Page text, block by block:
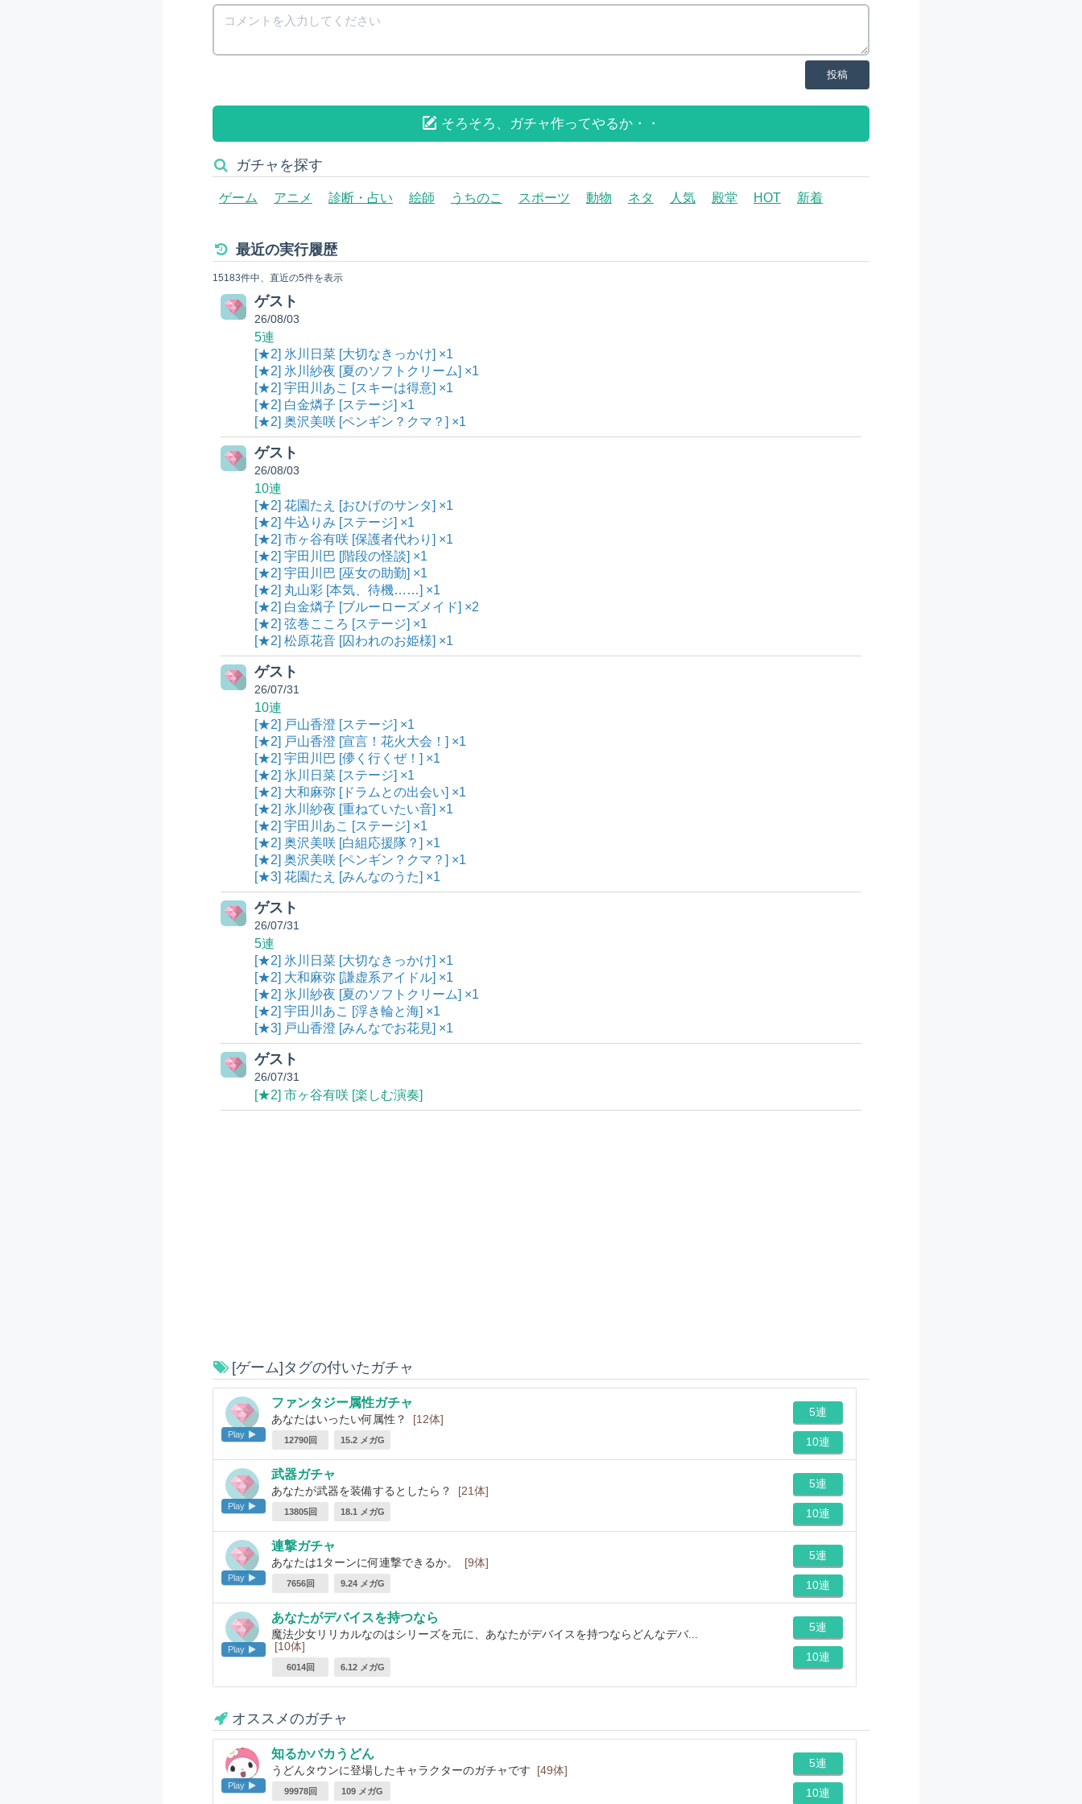
投稿
そろそろ、ガチャ作ってやるか・・
ガチャを探す
ゲーム アニメ 診断・占い 絵師 うちのこ スポーツ 動物 ネタ 人気 殿堂 HOT 新着
最近の実行履歴
15183件中、直近の5件を表示
ゲスト
26/08/03
5連
[★2] 氷川日菜 [大切なきっかけ] ×1
[★2] 氷川紗夜 [夏のソフトクリーム] ×1
[★2] 宇田川あこ [スキーは得意] ×1
[★2] 白金燐子 [ステージ] ×1
[★2] 奥沢美咲 [ペンギン？クマ？] ×1
ゲスト
26/08/03
10連
[★2] 花園たえ [おひげのサンタ] ×1
[★2] 牛込りみ [ステージ] ×1
[★2] 市ヶ谷有咲 [保護者代わり] ×1
[★2] 宇田川巴 [階段の怪談] ×1
[★2] 宇田川巴 [巫女の助勤] ×1
[★2] 丸山彩 [本気、待機……] ×1
[★2] 白金燐子 [ブルーローズメイド] ×2
[★2] 弦巻こころ [ステージ] ×1
[★2] 松原花音 [囚われのお姫様] ×1
ゲスト
26/07/31
10連
[★2] 戸山香澄 [ステージ] ×1
[★2] 戸山香澄 [宣言！花火大会！] ×1
[★2] 宇田川巴 [儚く行くぜ！] ×1
[★2] 氷川日菜 [ステージ] ×1
[★2] 大和麻弥 [ドラムとの出会い] ×1
[★2] 氷川紗夜 [重ねていたい音] ×1
[★2] 宇田川あこ [ステージ] ×1
[★2] 奥沢美咲 [白組応援隊？] ×1
[★2] 奥沢美咲 [ペンギン？クマ？] ×1
[★3] 花園たえ [みんなのうた] ×1
ゲスト
26/07/31
5連
[★2] 氷川日菜 [大切なきっかけ] ×1
[★2] 大和麻弥 [謙虚系アイドル] ×1
[★2] 氷川紗夜 [夏のソフトクリーム] ×1
[★2] 宇田川あこ [浮き輪と海] ×1
[★3] 戸山香澄 [みんなでお花見] ×1
ゲスト
26/07/31
[★2] 市ヶ谷有咲 [楽しむ演奏]
[ゲーム]タグの付いたガチャ
Play
ファンタジー属性ガチャ
あなたはいったい何属性？ [12体]
12790回 15.2 メガG
5連
10連
Play
武器ガチャ
あなたが武器を装備するとしたら？ [21体]
13805回 18.1 メガG
5連
10連
Play
連撃ガチャ
あなたは1ターンに何連撃できるか。 [9体]
7656回 9.24 メガG
5連
10連
Play
あなたがデバイスを持つなら
魔法少女リリカルなのはシリーズを元に、あなたがデバイスを持つならどんなデバ...
[10体]
6014回 6.12 メガG
5連
10連
オススメのガチャ
Play
知るかバカうどん
うどんタウンに登場したキャラクターのガチャです [49体]
99978回 109 メガG
5連
10連